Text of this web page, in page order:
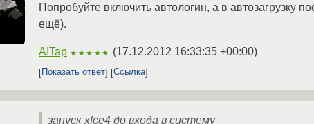
Попробуйте включить автологин, а в автозагрузку
ещё).
AITap ★★★★★ (17.12.2012 16:33:35 +00:00)
Показать ответ Ссылка
запуск xfce4 до входа в систему